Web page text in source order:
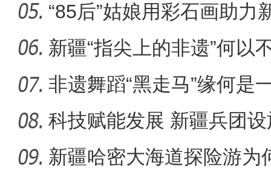
崭新“城”迹：兵团城镇化
“85后”姑娘用彩石画助力
新疆“指尖上的非遗”何以
非遗舞蹈“黑走马”缘何是
科技赋能发展 新疆兵团设
新疆哈密大海道探险游为